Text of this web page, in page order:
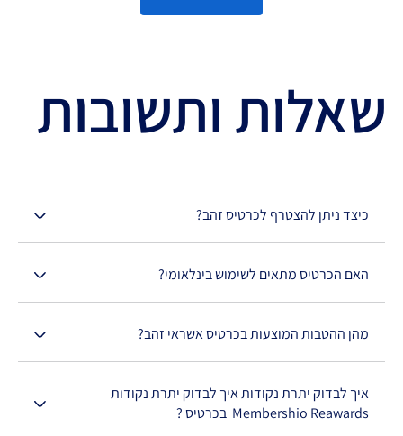
שאלות ותשובות
כיצד ניתן להצטרף לכרטיס זהב?
האם הכרטיס מתאים לשימוש בינלאומי?
מהן ההטבות המוצעות בכרטיס אשראי זהב?
איך לבדוק יתרת נקודות איך לבדוק יתרת נקודות
Membershio Reawards  בכרטיס ?